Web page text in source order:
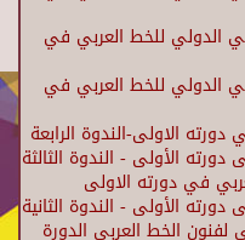
الدولي للخط العربي في
الدولي للخط العربي في
الاولى-الندوة الرابعة
الأولى - الندوة الثالثة
في دورته الاولى
الأولى - الندوة الثانية
لفنون الخط العربي الدورة